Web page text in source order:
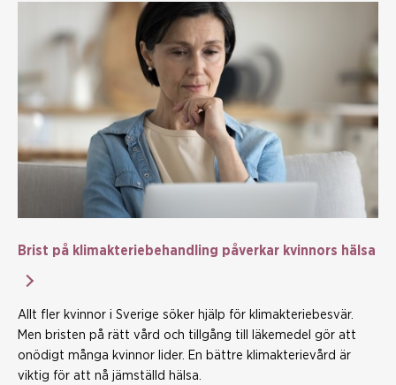
Brist på klimakteriebehandling påverkar kvinnors hälsa
Allt fler kvinnor i Sverige söker hjälp för klimakteriebesvär.
Men bristen på rätt vård och tillgång till läkemedel gör att
onödigt många kvinnor lider. En bättre klimakterievård är
viktig för att nå jämställd hälsa.